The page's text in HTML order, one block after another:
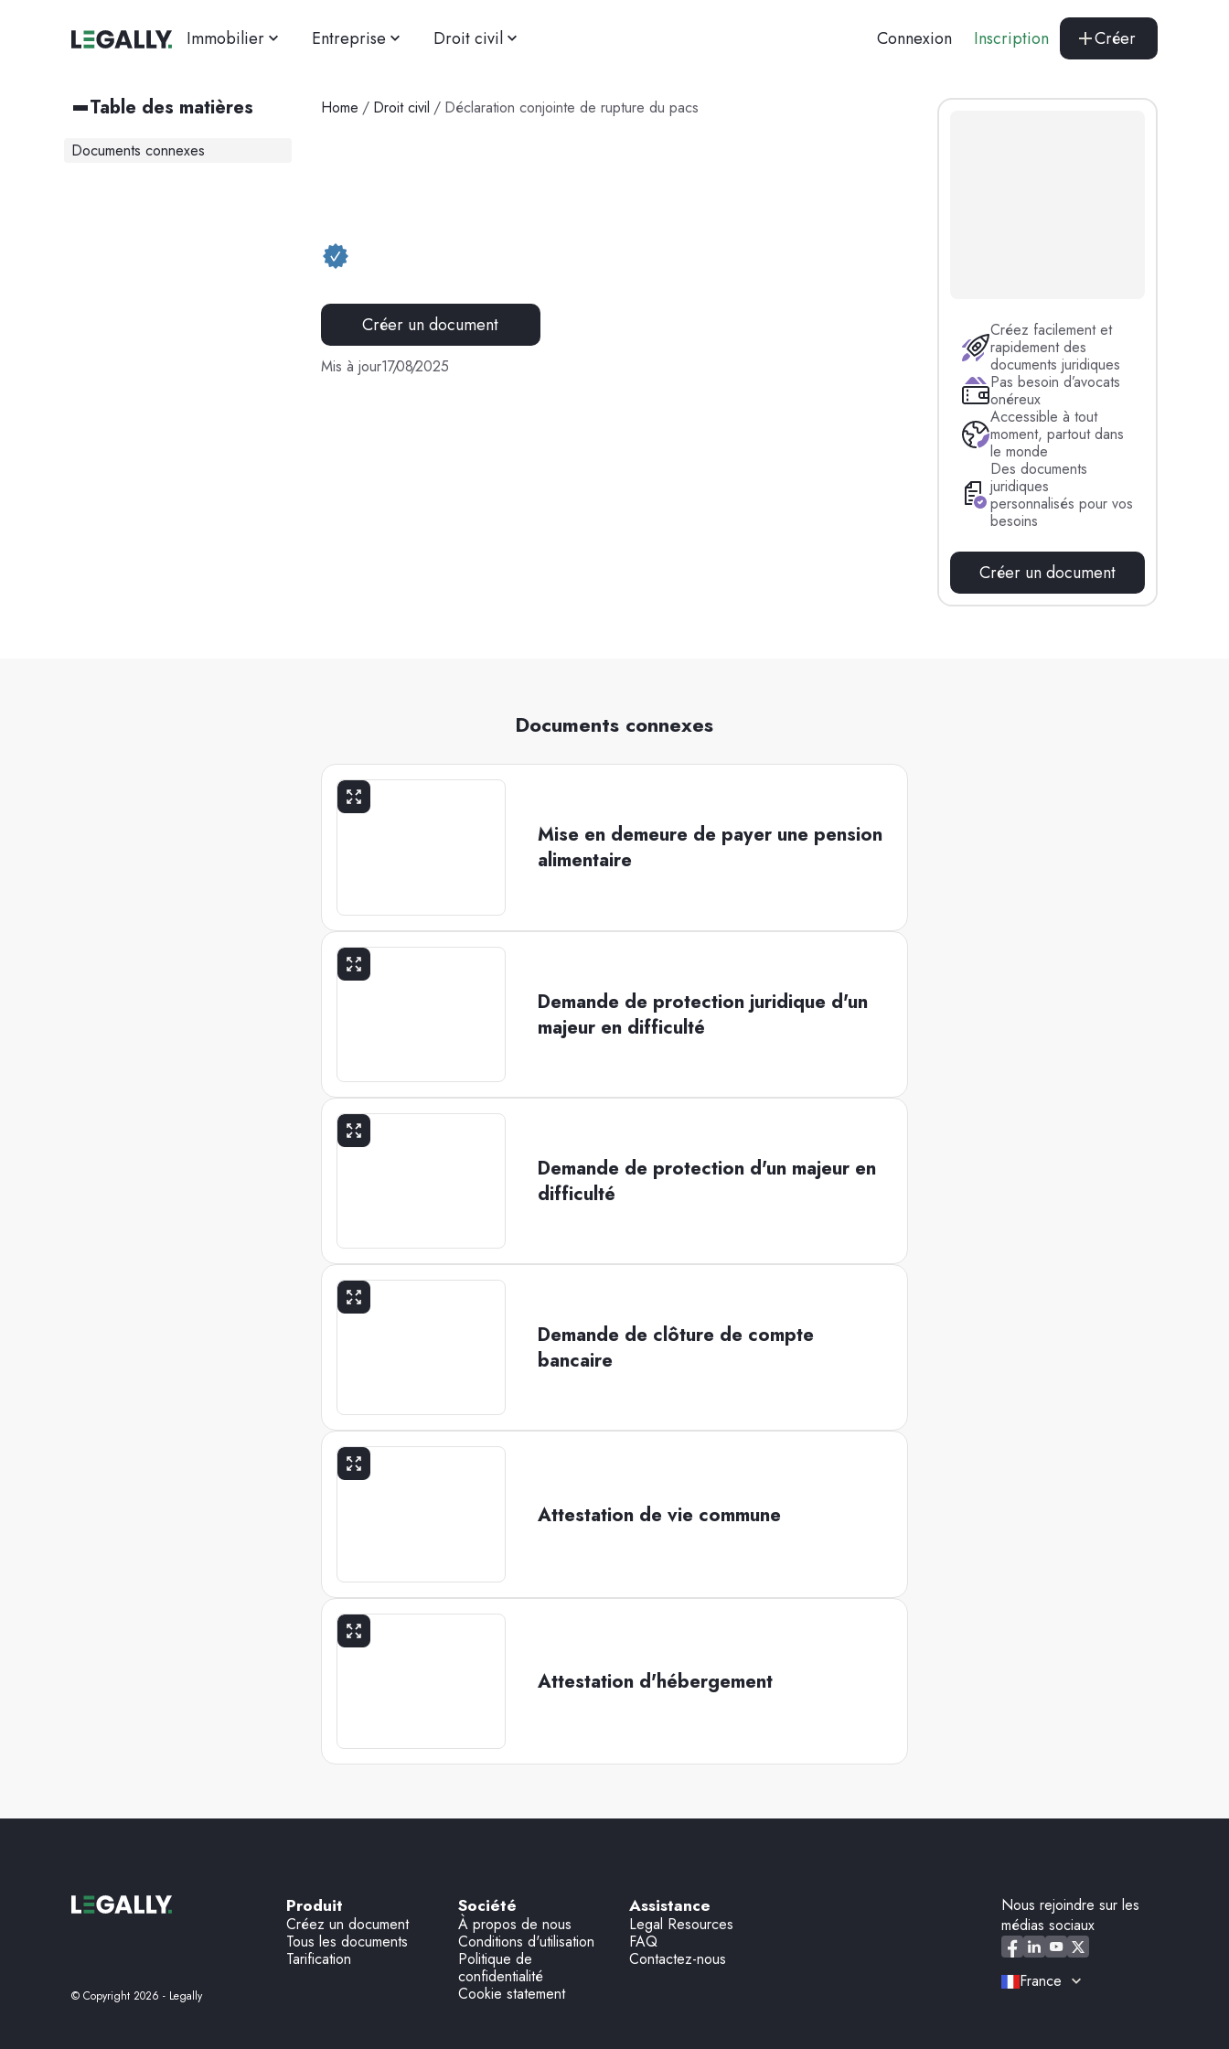
Immobilier Entreprise Droit civil Connexion Inscription Créer
Home / Droit civil / Déclaration conjointe de rupture du pacs
Créer un document
Mis à jour17/08/2025
Créez facilement et
rapidement des
documents juridiques
Pas besoin d’avocats
onéreux
Accessible à tout
moment, partout dans
le monde
Des documents
juridiques
personnalisés pour vos
besoins
Créer un document
Table des matières
Documents connexes
Documents connexes
Mise en demeure de payer une pension
alimentaire
Demande de protection juridique d'un
majeur en difficulté
Demande de protection d'un majeur en
difficulté
Demande de clôture de compte
bancaire
Attestation de vie commune
Attestation d'hébergement
© Copyright 2026 - Legally
Produit
Créez un document
Tous les documents
Tarification
Société
À propos de nous
Conditions d'utilisation
Politique de
confidentialité
Cookie statement
Assistance
Legal Resources
FAQ
Contactez-nous
Nous rejoindre sur les
médias sociaux
France